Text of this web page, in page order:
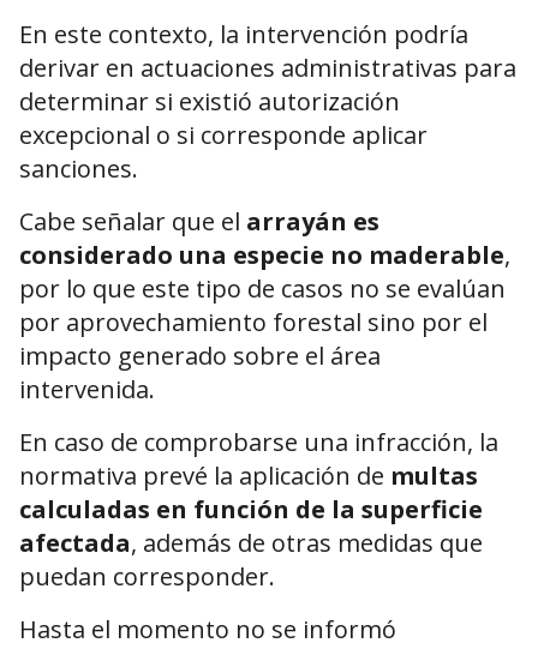
En este contexto, la intervención podría
derivar en actuaciones administrativas para
determinar si existió autorización
excepcional o si corresponde aplicar
sanciones.
Cabe señalar que el arrayán es
considerado una especie no maderable,
por lo que este tipo de casos no se evalúan
por aprovechamiento forestal sino por el
impacto generado sobre el área
intervenida.
En caso de comprobarse una infracción, la
normativa prevé la aplicación de multas
calculadas en función de la superficie
afectada, además de otras medidas que
puedan corresponder.
Hasta el momento no se informó